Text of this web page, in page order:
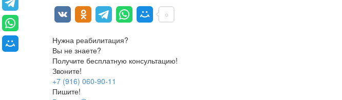
Нужна реабилитация?
Вы не знаете?
Получите бесплатную консультацию!
Звоните!
+7 (916) 060-90-11
Пишите!